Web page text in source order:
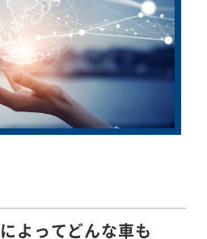
によってどんな車も